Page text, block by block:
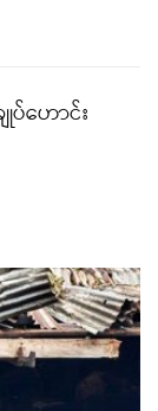
ပ်ဟောင်း